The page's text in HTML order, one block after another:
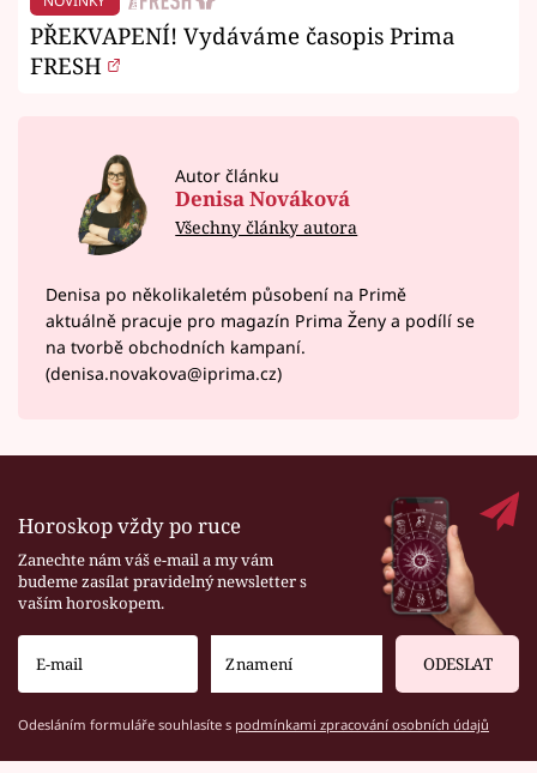
PŘEKVAPENÍ! Vydáváme časopis Prima
FRESH
Autor článku
Denisa Nováková
Všechny články autora
Denisa po několikaletém působení na Primě
aktuálně pracuje pro magazín Prima Ženy a podílí se
na tvorbě obchodních kampaní.
(denisa.novakova@iprima.cz)
Horoskop vždy po ruce
Zanechte nám váš e-mail a my vám
budeme zasílat pravidelný newsletter s
vaším horoskopem.
ODESLAT
Odesláním formuláře souhlasíte s podmínkami zpracování osobních údajů